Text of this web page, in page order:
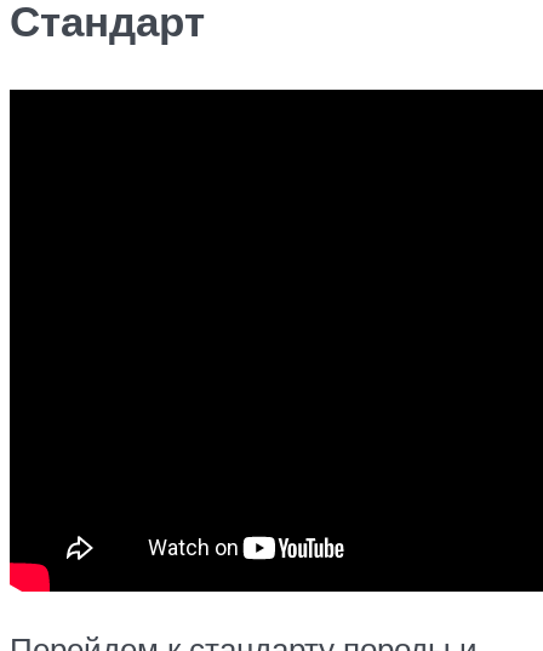
Стандарт